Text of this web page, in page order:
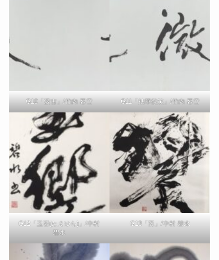
G10「汲古」/竹内 暮雪 G11「拈華微笑」/竹内 暮雪
G12「玉響(たまゆら)」/中村
碧水
G13「翼」/中村 碧水